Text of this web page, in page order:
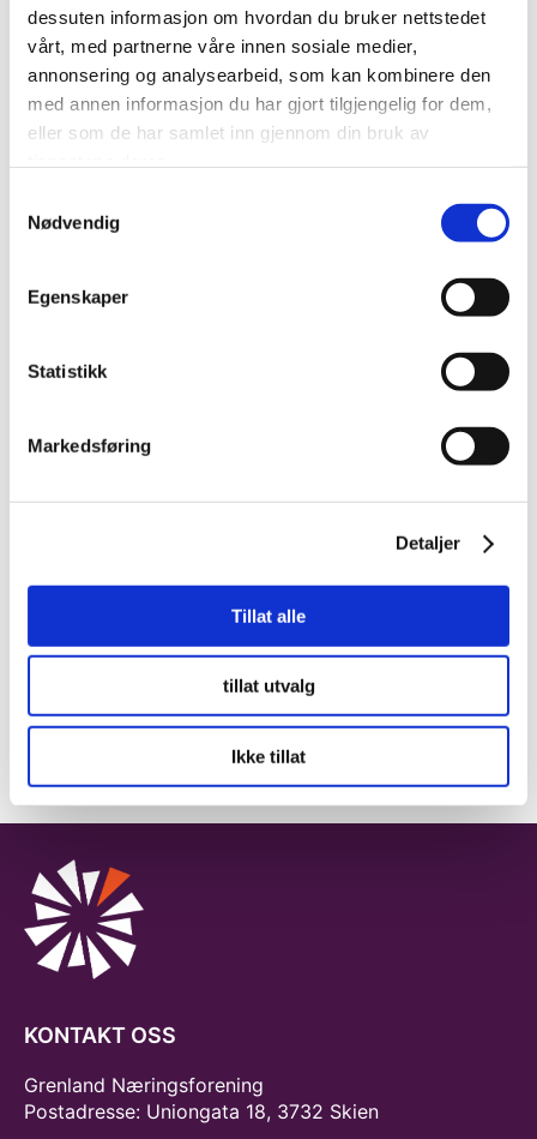
dessuten informasjon om hvordan du bruker nettstedet
vårt, med partnerne våre innen sosiale medier,
annonsering og analysearbeid, som kan kombinere den
med annen informasjon du har gjort tilgjengelig for dem,
eller som de har samlet inn gjennom din bruk av
Nødvendig
Egenskaper
Statistikk
Markedsføring
Detaljer
Tillat alle
tillat utvalg
Ikke tillat
NETTSIDE
KONTAKT OSS
Grenland Næringsforening
Postadresse: Uniongata 18, 3732 Skien